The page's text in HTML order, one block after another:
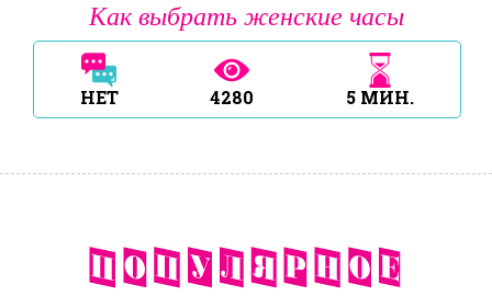
Как выбрать женские часы
НЕТ 4280 5 МИН.